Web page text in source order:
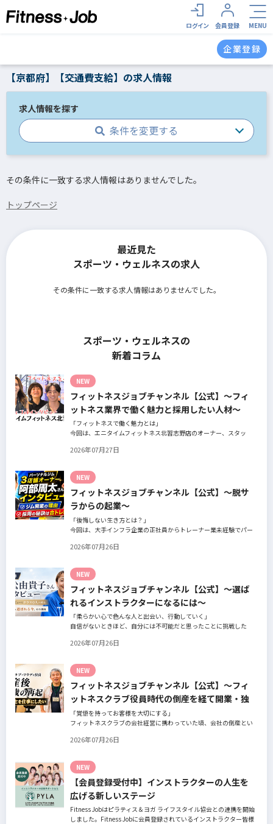
ログイン 会員登録 MENU
企業登録
【京都府】【交通費支給】の求人情報
求人情報を探す
条件を変更する
その条件に一致する求人情報はありませんでした。
トップページ
最近見た
スポーツ・ウェルネスの求人
その条件に一致する求人情報はありませんでした。
スポーツ・ウェルネスの
新着コラム
NEW
フィットネスジョブチャンネル【公式】～フィ
ットネス業界で働く魅力と採用したい人材～
「フィットネスで働く魅力とは」
今回は、エニタイムフィットネス北習志野店のオーナー、スタッ
についてインタビュー。オーナー様からはスタッフの採用基準、実
はそのスタッフの皆様がつくる施設やフィットネスについての魅力
を語っていただきました。
2026年07月27日
NEW
フィットネスジョブチャンネル【公式】～脱サ
ラからの起業～
「後悔しない生き方とは？」
今回は、大手インフラ企業の正社員からトレーナー業未経験でパー
の阿部周大さんへインタビュー。
2026年07月26日
NEW
フィットネスジョブチャンネル【公式】～選ば
れるインストラクターになるには～
「柔らかい心で色んな人と出会い、行動していく」
自信がないときほど、自分には不可能だと思ったことに挑戦した
そんな風に自分だけでは思いつかないことを行動に移してきた結果
さん。選ばれるインストラクターになるために若松さんが取られた
行動とは？
2026年07月26日
NEW
フィットネスジョブチャンネル【公式】～フィ
ットネスクラブ役員時代の倒産を経て開業・独
立～
「覚悟を持ってお客様を大切にする」
フィットネスクラブの会社経営に携わっていた頃、会社の倒産とい
たパーソナルジム「ファントレイン」代表近藤健祐さんにインタビ
フィットネスクラブのキャンペーンや違約金制度はお客様を大切に
する仕組みだろうか！？資金が底をつく恐怖と闘いながらもお客様
との絆を築き上げた秘訣とは？
2026年07月26日
NEW
【会員登録受付中】インストラクターの人生を
広げる新しいステージ
Fitness Jobはピラティス＆ヨガ ライフスタイル協会との連携を開始
しました。Fitness Jobに会員登録されているインストラクター皆様